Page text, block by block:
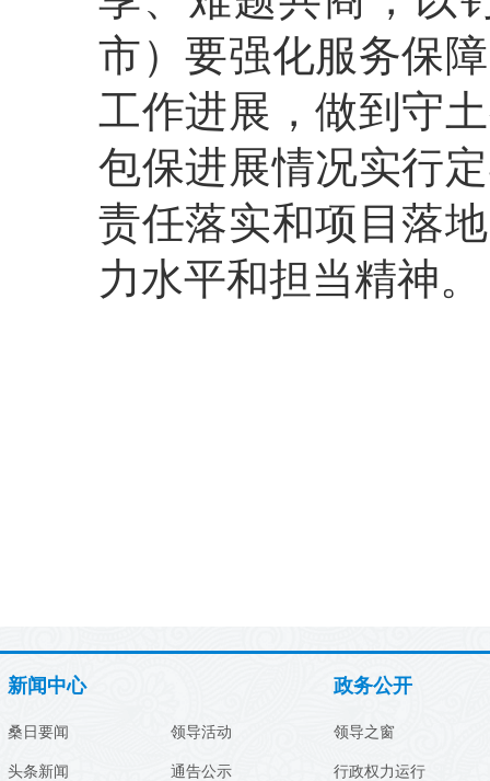
市）要强化服务保
工作进展，做到守
包保进展情况实行
责任落实和项目落
力水平和担当精神。
新闻中心
桑日要闻
头条新闻
领导活动
通告公示
政务公开
领导之窗
行政权力运行